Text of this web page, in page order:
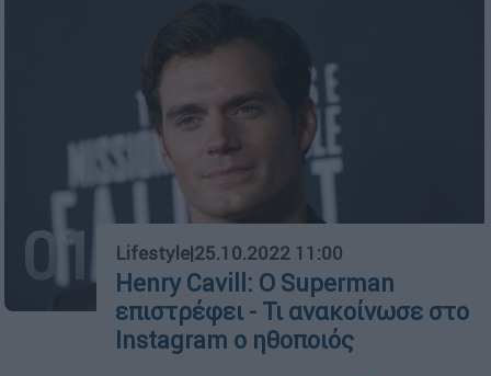
01 Lifestyle|25.10.2022 11:00
Henry Cavill: Ο Superman
επιστρέφει - Τι ανακοίνωσε στο
Instagram o ηθοποιός